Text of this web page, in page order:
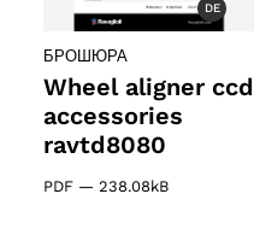
DE
БРОШЮРА
Wheel aligner ccd
accessories
ravtd8080
PDF — 238.08kB